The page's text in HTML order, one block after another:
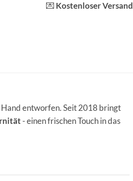
💌Kostenloser Versand
entworfen. Seit 2018 bringt
- einen frischen Touch in das